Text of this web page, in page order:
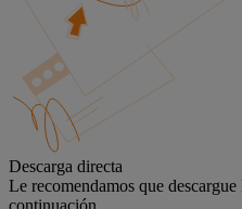
Descarga directa
Le recomendamos que
continuación.